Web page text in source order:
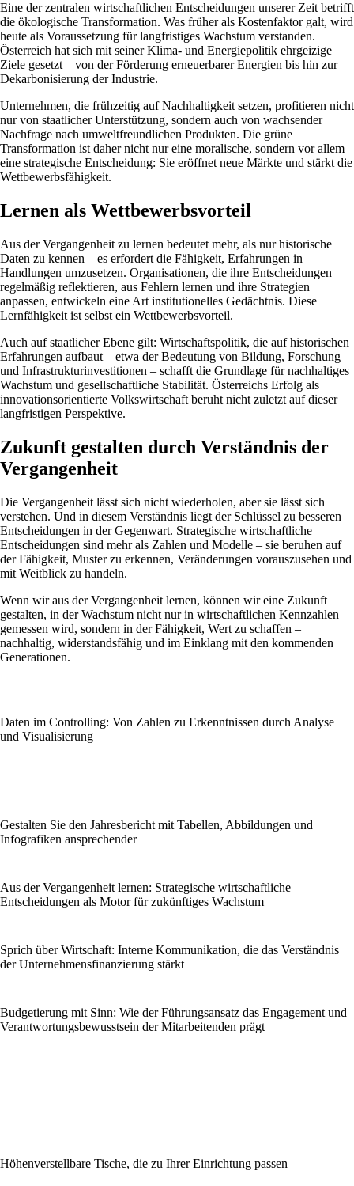
Eine der zentralen wirtschaftlichen Entscheidungen unserer Zeit betrifft
die ökologische Transformation. Was früher als Kostenfaktor galt, wird
heute als Voraussetzung für langfristiges Wachstum verstanden.
Österreich hat sich mit seiner Klima- und Energiepolitik ehrgeizige
Ziele gesetzt – von der Förderung erneuerbarer Energien bis hin zur
Dekarbonisierung der Industrie.
Unternehmen, die frühzeitig auf Nachhaltigkeit setzen, profitieren nicht
nur von staatlicher Unterstützung, sondern auch von wachsender
Nachfrage nach umweltfreundlichen Produkten. Die grüne
Transformation ist daher nicht nur eine moralische, sondern vor allem
eine strategische Entscheidung: Sie eröffnet neue Märkte und stärkt die
Wettbewerbsfähigkeit.
Lernen als Wettbewerbsvorteil
Aus der Vergangenheit zu lernen bedeutet mehr, als nur historische
Daten zu kennen – es erfordert die Fähigkeit, Erfahrungen in
Handlungen umzusetzen. Organisationen, die ihre Entscheidungen
regelmäßig reflektieren, aus Fehlern lernen und ihre Strategien
anpassen, entwickeln eine Art institutionelles Gedächtnis. Diese
Lernfähigkeit ist selbst ein Wettbewerbsvorteil.
Auch auf staatlicher Ebene gilt: Wirtschaftspolitik, die auf historischen
Erfahrungen aufbaut – etwa der Bedeutung von Bildung, Forschung
und Infrastrukturinvestitionen – schafft die Grundlage für nachhaltiges
Wachstum und gesellschaftliche Stabilität. Österreichs Erfolg als
innovationsorientierte Volkswirtschaft beruht nicht zuletzt auf dieser
langfristigen Perspektive.
Zukunft gestalten durch Verständnis der
Vergangenheit
Die Vergangenheit lässt sich nicht wiederholen, aber sie lässt sich
verstehen. Und in diesem Verständnis liegt der Schlüssel zu besseren
Entscheidungen in der Gegenwart. Strategische wirtschaftliche
Entscheidungen sind mehr als Zahlen und Modelle – sie beruhen auf
der Fähigkeit, Muster zu erkennen, Veränderungen vorauszusehen und
mit Weitblick zu handeln.
Wenn wir aus der Vergangenheit lernen, können wir eine Zukunft
gestalten, in der Wachstum nicht nur in wirtschaftlichen Kennzahlen
gemessen wird, sondern in der Fähigkeit, Wert zu schaffen –
nachhaltig, widerstandsfähig und im Einklang mit den kommenden
Generationen.
Daten im Controlling: Von Zahlen zu Erkenntnissen durch Analyse
und Visualisierung
Gestalten Sie den Jahresbericht mit Tabellen, Abbildungen und
Infografiken ansprechender
Aus der Vergangenheit lernen: Strategische wirtschaftliche
Entscheidungen als Motor für zukünftiges Wachstum
Sprich über Wirtschaft: Interne Kommunikation, die das Verständnis
der Unternehmensfinanzierung stärkt
Budgetierung mit Sinn: Wie der Führungsansatz das Engagement und
Verantwortungsbewusstsein der Mitarbeitenden prägt
Höhenverstellbare Tische, die zu Ihrer Einrichtung passen